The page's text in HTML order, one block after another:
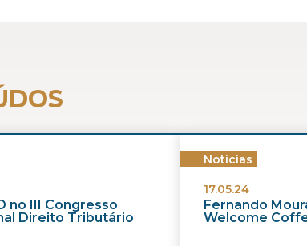
no III Congresso
Direito Tributário
Notícias
17.05.24
Fernando
Welcome